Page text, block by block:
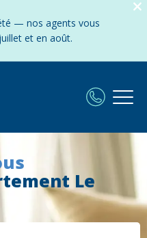
— nos agents vous
et en août.
Le